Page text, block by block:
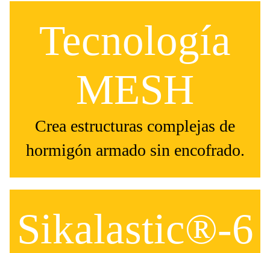
Tecnología
MESH
Crea estructuras complejas de
hormigón armado sin encofrado.
Sikalastic®-6